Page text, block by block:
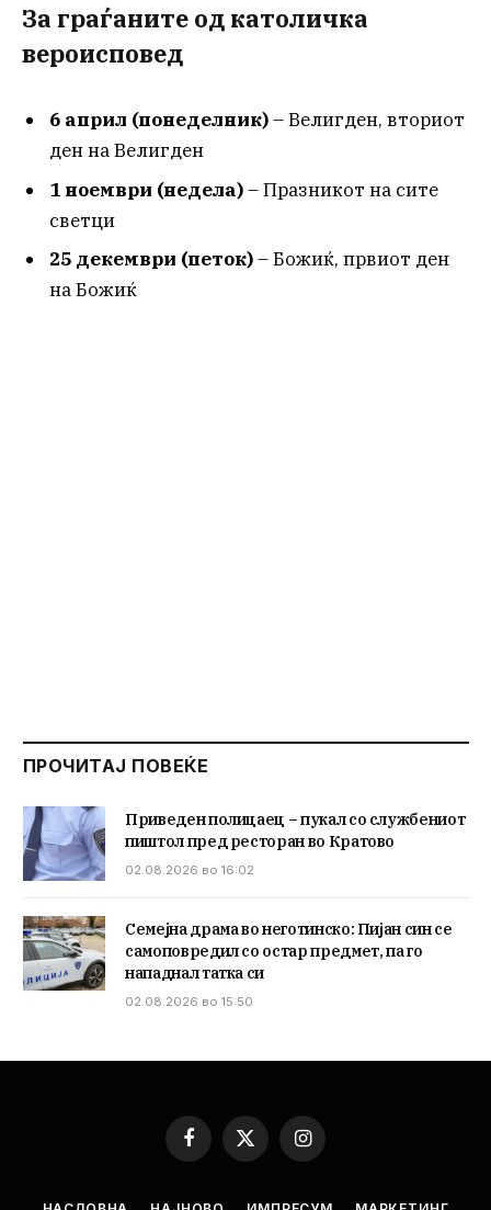
За граѓаните од католичка
вероисповед
6 април (понеделник)– Велигден, вториот
ден на Велигден
1 ноември (недела)– Празникот на сите
светци
25 декември (петок)– Божиќ, првиот ден
на Божиќ
ПРОЧИТАЈ ПОВЕЌЕ
Приведен полицаец – пукал со службениот
пиштол пред ресторан во Кратово
02.08.2026 во 16:02
Семејна драма во неготинско: Пијан син се
самоповредил со остар предмет, па го
нападнал татка си
02.08.2026 во 15:50
Facebook
X
(Twitter)
Instagram